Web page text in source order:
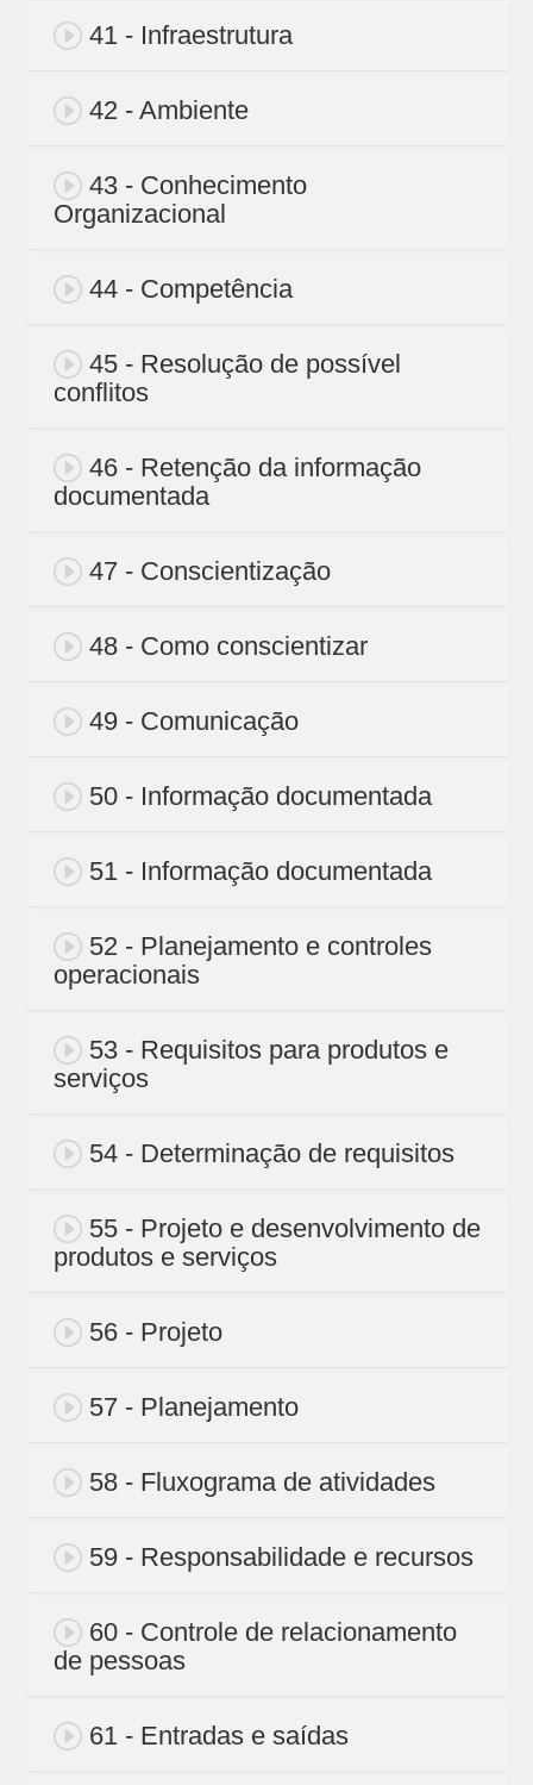
41 - Infraestrutura
42 - Ambiente
43 - Conhecimento
Organizacional
44 - Competência
45 - Resolução de possível
conflitos
46 - Retenção da informação
documentada
47 - Conscientização
48 - Como conscientizar
49 - Comunicação
50 - Informação documentada
51 - Informação documentada
52 - Planejamento e controles
operacionais
53 - Requisitos para produtos e
serviços
54 - Determinação de requisitos
55 - Projeto e desenvolvimento de
produtos e serviços
56 - Projeto
57 - Planejamento
58 - Fluxograma de atividades
59 - Responsabilidade e recursos
60 - Controle de relacionamento
de pessoas
61 - Entradas e saídas